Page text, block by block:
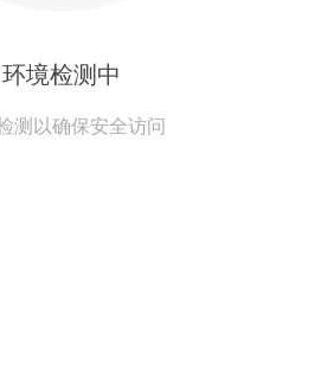
环境检测中
测以确保安全访问